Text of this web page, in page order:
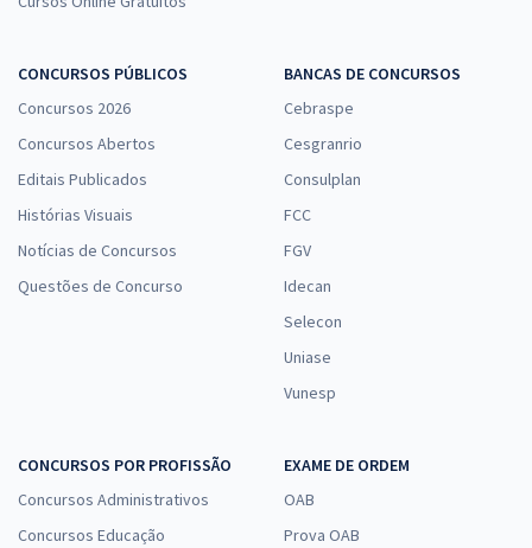
R$19,99
Economize R$ 59,98 (-20%)
Comprar
SEDES DF - Secretaria de Desenvolvimento Social do Distrito Federal
- Conhecimentos Gerais e Específicos Comuns aos Cargos de
30,66
Economize R$ 91,98 (-20%)
CONCURSOS PÚBLICOS
Concursos 2026
Concursos Abertos
Editais Publicados
Histórias Visuais
Notícias de Concursos
Questões de Concurso
BANCAS DE CONCURSOS
Cebraspe
Cesgranrio
Consulplan
FCC
FGV
Idecan
Selecon
Uniase
Vunesp
CONCURSOS POR PROFISSÃO
Concursos Administrativos
Concursos Educação
EXAME DE ORDEM
OAB
Prova OAB